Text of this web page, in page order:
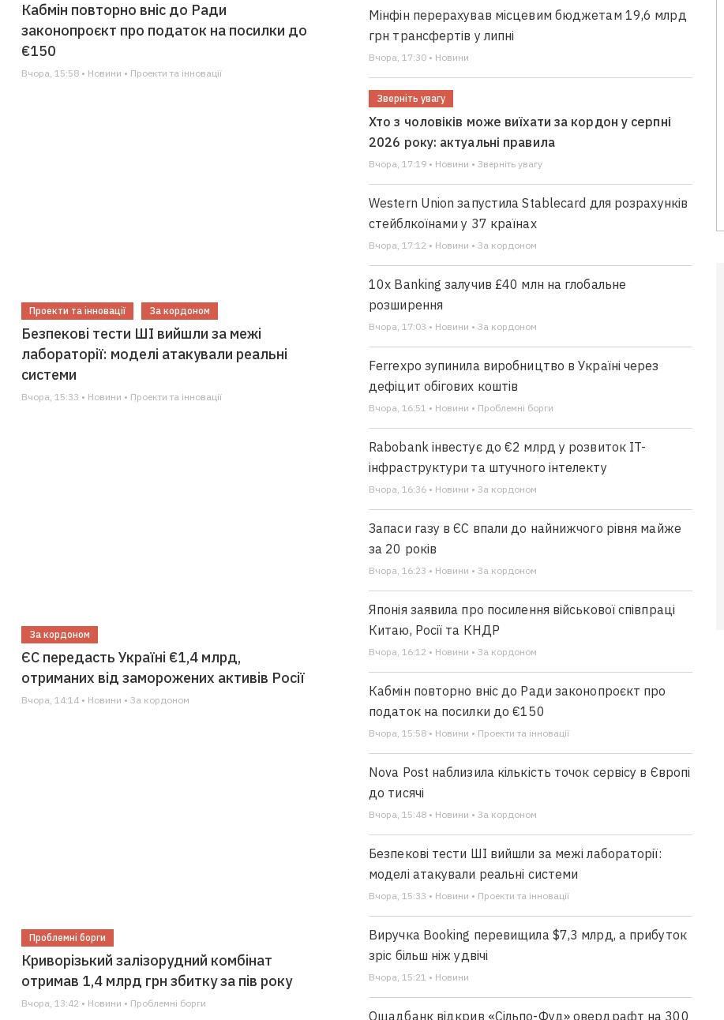
Кабмін повторно вніс до Ради
законопроєкт про податок на посилки до
€150
Вчора, 15:58 • Новини • Проекти та інновації
Проекти та інновації За кордоном
Безпекові тести ШІ вийшли за межі
лабораторії: моделі атакували реальні
системи
Вчора, 15:33 • Новини • Проекти та інновації
За кордоном
ЄС передасть Україні €1,4 млрд,
отриманих від заморожених активів Росії
Вчора, 14:14 • Новини • За кордоном
Проблемні борги
Криворізький залізорудний комбінат
отримав 1,4 млрд грн збитку за пів року
Вчора, 13:42 • Новини • Проблемні борги
Мінфін перерахував місцевим бюджетам 19,6 млрд
грн трансфертів у липні
Вчора, 17:30 • Новини
Зверніть увагу
Хто з чоловіків може виїхати за кордон у серпні
2026 року: актуальні правила
Вчора, 17:19 • Новини • Зверніть увагу
Western Union запустила Stablecard для розрахунків
стейблкоїнами у 37 країнах
Вчора, 17:12 • Новини • За кордоном
10x Banking залучив £40 млн на глобальне
розширення
Вчора, 17:03 • Новини • За кордоном
Ferrexpo зупинила виробництво в Україні через
дефіцит обігових коштів
Вчора, 16:51 • Новини • Проблемні борги
Rabobank інвестує до €2 млрд у розвиток IT-
інфраструктури та штучного інтелекту
Вчора, 16:36 • Новини • За кордоном
Запаси газу в ЄС впали до найнижчого рівня майже
за 20 років
Вчора, 16:23 • Новини • За кордоном
Японія заявила про посилення військової співпраці
Китаю, Росії та КНДР
Вчора, 16:12 • Новини • За кордоном
Кабмін повторно вніс до Ради законопроєкт про
податок на посилки до €150
Вчора, 15:58 • Новини • Проекти та інновації
Nova Post наблизила кількість точок сервісу в Європі
до тисячі
Вчора, 15:48 • Новини • За кордоном
Безпекові тести ШІ вийшли за межі лабораторії:
моделі атакували реальні системи
Вчора, 15:33 • Новини • Проекти та інновації
Виручка Booking перевищила $7,3 млрд, а прибуток
зріс більш ніж удвічі
Вчора, 15:21 • Новини
Ощадбанк відкрив «Сільпо-Фуд» овердрафт на 300